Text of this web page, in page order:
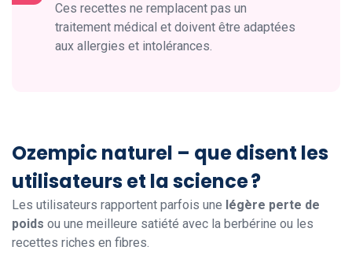
Ces recettes ne remplacent pas un
traitement médical et doivent être adaptées
aux allergies et intolérances.
Ozempic naturel – que disent les
utilisateurs et la science ?
Les utilisateurs rapportent parfois une légère perte de
poids ou une meilleure satiété avec la berbérine ou les
recettes riches en fibres.